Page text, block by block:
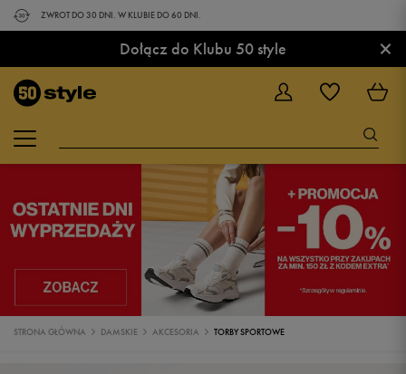
ZWROT DO 30 DNI. W KLUBIE DO 60 DNI.
Dołącz do Klubu 50 style ×
STRONA GŁÓWNA DAMSKIE AKCESORIA TORBY SPORTOWE